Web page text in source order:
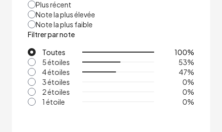
Plus récent
Note la plus élevée
Note la plus faible
Filtrer par note
Toutes
100%
5 étoiles
53%
4 étoiles
47%
3 étoiles
0%
2 étoiles
0%
1 étoile
0%